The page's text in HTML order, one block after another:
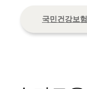
국민건강보